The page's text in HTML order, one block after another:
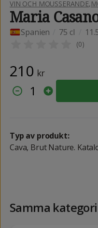
VIN OCH MOUSSERANDE,
Maria
Spanien 75 cl
(0)
210 kr
1
Typ av produkt:
Cava, Brut Nature.
Samma kategori